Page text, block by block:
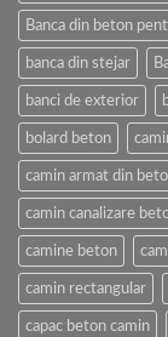
Banca din beton
banca din stejar
banci de exterior
bolard beton
camin armat din
camin canalizare
camine beton
camin rectangular
capac beton camin